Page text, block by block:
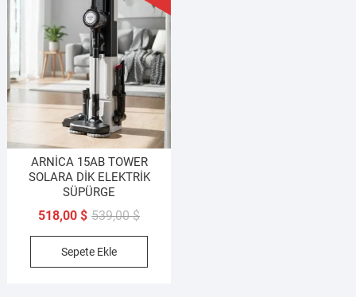
ARNİCA 15AB TOWER
SOLARA DİK ELEKTRİK
SÜPÜRGE
539,00$Orijinal
fiyat:
518,00$
Şu
andaki
518,00 $.
Sepete Ekle